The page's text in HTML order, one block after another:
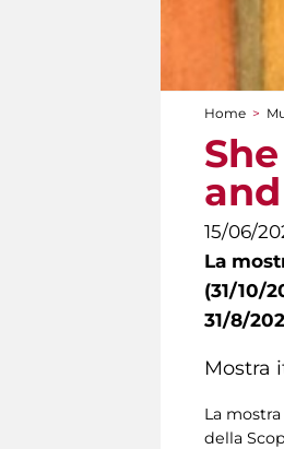
You
Home >
15/06/
La
(31/10/
31/8/
Mostra
La mostra
della